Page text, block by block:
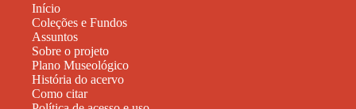
Início
Coleções e Fundos
Assuntos
Sobre o projeto
Plano Museológico
História do acervo
Como citar